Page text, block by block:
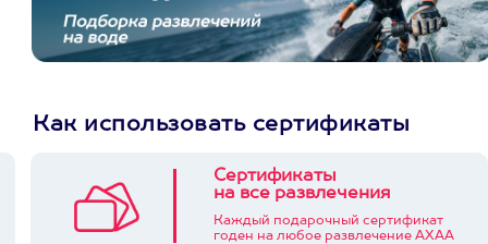
Как использовать сертификаты
Сертификаты
на все развлечения
Каждый подарочный сертификат
годен на любое развлечение АХАА